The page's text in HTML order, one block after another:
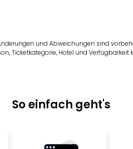
und Abweichungen sind
Ticketkategorie, Hotel und Verfügbarkeit
So einfach geht's